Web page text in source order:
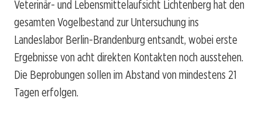
Veterinär- und Lebensmittelaufsicht Lichtenberg hat den
gesamten Vogelbestand zur Untersuchung ins
Landeslabor Berlin-Brandenburg entsandt, wobei erste
Ergebnisse von acht direkten Kontakten noch ausstehen.
Die Beprobungen sollen im Abstand von mindestens 21
Tagen erfolgen.